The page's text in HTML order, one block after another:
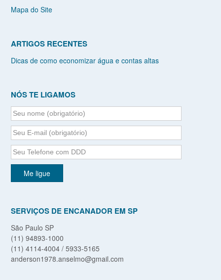
Mapa do Site
ARTIGOS RECENTES
Dicas de como economizar água e contas altas
NÓS TE LIGAMOS
SERVIÇOS DE ENCANADOR EM SP
São Paulo SP
(11) 94893-1000
(11) 4114-4004 / 5933-5165
anderson1978.anselmo@gmail.com